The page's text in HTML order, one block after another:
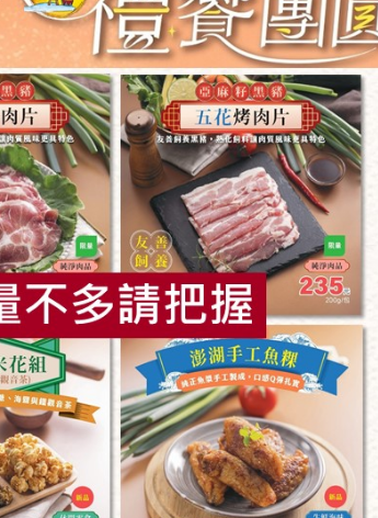
封後請冷藏)
一期稻作，七月收割後便讓土地養息，以期待
源，生產出好品質的稻米。
期限印於包裝袋上
能有興趣的產品
食譜 減硝酸鹽 雞蛋 食安 共同購買